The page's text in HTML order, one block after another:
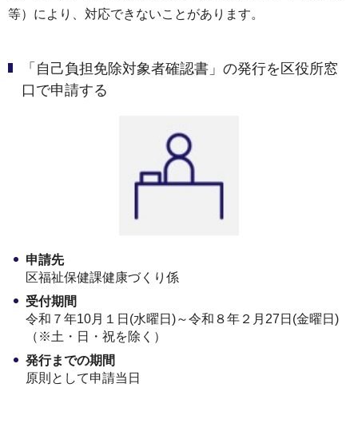
等）により、対応できないことがあります。
「自己負担免除対象者確認書」の発行を区役所窓
口で申請する
申請先
区福祉保健課健康づくり係
受付期間
令和７年10月１日(水曜日)～令和８年２月27日(金曜日)
（※土・日・祝を除く）
発行までの期間
原則として申請当日